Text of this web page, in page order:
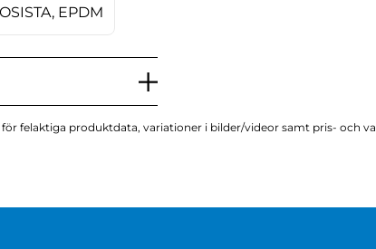
EPDM
för felaktiga produktdata, variationer i bilder/videor samt pris- och